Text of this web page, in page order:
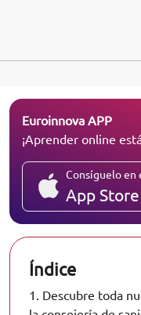
Euroinnova APP
¡Aprender online
Consíguelo en
App Store
Índice
1. Descubre toda